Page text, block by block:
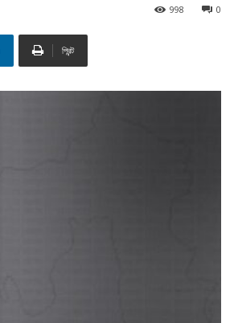
0
998
প্রিন্ট